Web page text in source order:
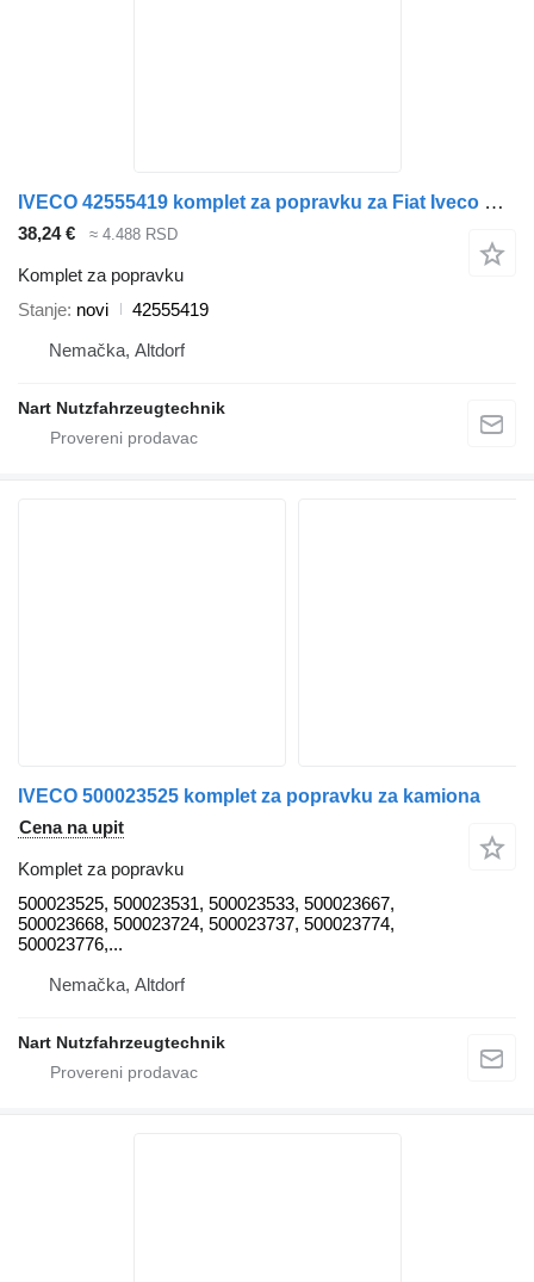
IVECO 42555419 komplet za popravku za Fiat Iveco Daily komercijalnog vozila
38,24 € ≈ 4.488 RSD
Komplet za popravku
Stanje novi
42555419
Nemačka, Altdorf
Nart Nutzfahrzeugtechnik
IVECO 500023525 komplet za popravku za kamiona
Cena na upit
Komplet za popravku
500023525, 500023531, 500023533, 500023667,
500023668, 500023724, 500023737, 500023774,
500023776,...
Nemačka, Altdorf
Nart Nutzfahrzeugtechnik